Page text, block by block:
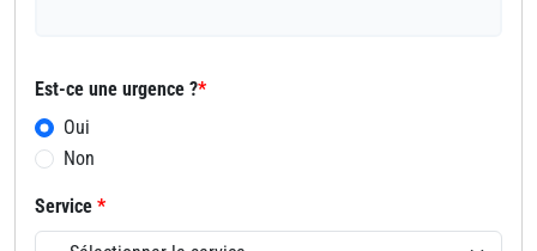
Est-ce une urgence ?*
Oui
Non
Service *